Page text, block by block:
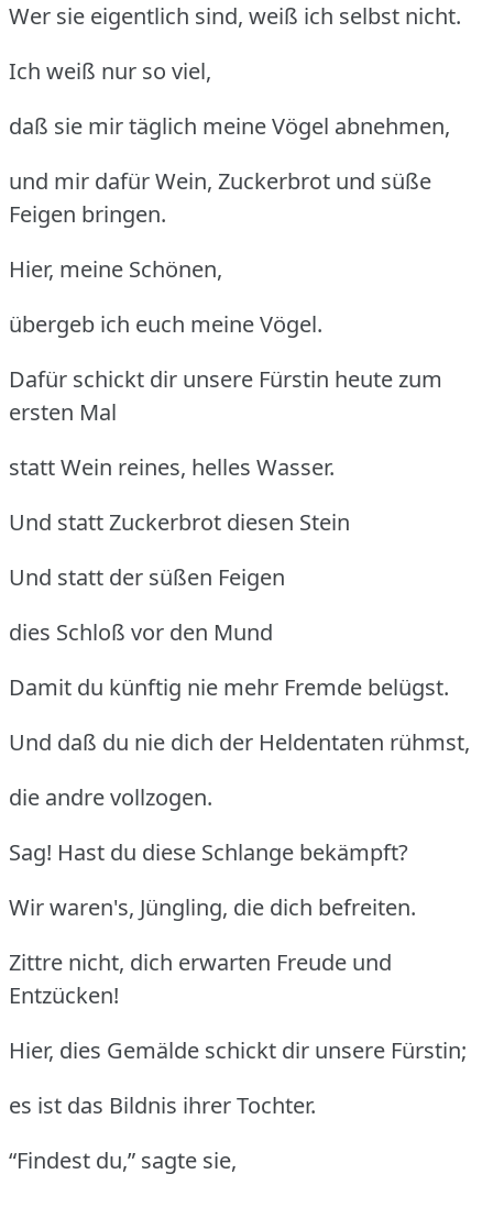
Wer sie eigentlich sind, weiß ich selbst nicht.
Ich weiß nur so viel,
daß sie mir täglich meine Vögel abnehmen,
und mir dafür Wein, Zuckerbrot und süße
Feigen bringen.
Hier, meine Schönen,
übergeb ich euch meine Vögel.
Dafür schickt dir unsere Fürstin heute zum
ersten Mal
statt Wein reines, helles Wasser.
Und statt Zuckerbrot diesen Stein
Und statt der süßen Feigen
dies Schloß vor den Mund
Damit du künftig nie mehr Fremde belügst.
Und daß du nie dich der Heldentaten rühmst,
die andre vollzogen.
Sag! Hast du diese Schlange bekämpft?
Wir waren's, Jüngling, die dich befreiten.
Zittre nicht, dich erwarten Freude und
Entzücken!
Hier, dies Gemälde schickt dir unsere Fürstin;
es ist das Bildnis ihrer Tochter.
“Findest du,” sagte sie,